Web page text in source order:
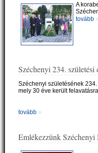
A
tovább
Széchenyi 234.
Széchenyi születésének
mely 30 éve került felavatásra.
tovább »
Emlékezzünk